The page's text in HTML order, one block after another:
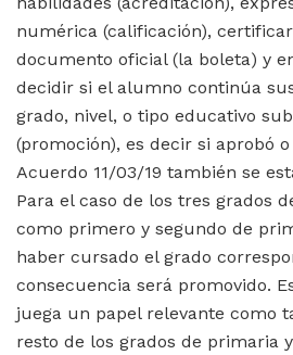
numérica (calificación),
documento oficial (la boleta) y
decidir si el alumno continúa
grado, nivel, o tipo educativo
(promoción), es decir si aprobó
Acuerdo 11/03/19 también se
Para el caso de los tres grados
como primero y segundo de
haber cursado el grado
consecuencia será promovido.
juega un papel relevante como
resto de los grados de primaria